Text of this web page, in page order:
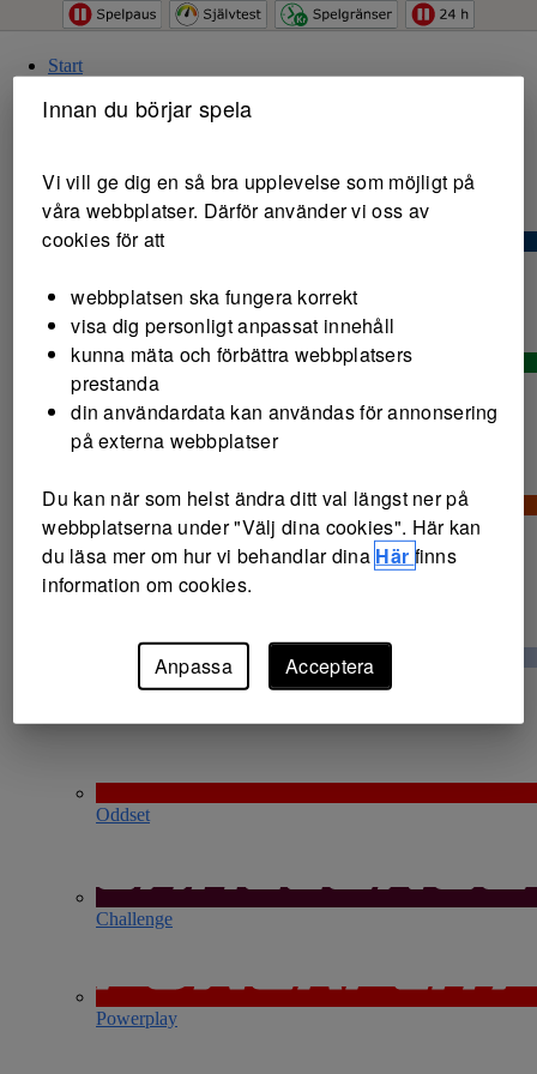
Hoppa till innehåll
Start
Spel
Europatipset
Topptipset
Måltipset
Oddset
Challenge
Powerplay
Innan du börjar spela
Vi vill ge dig en så bra upplevelse som möjligt på
våra webbplatser. Därför använder vi oss av
cookies för att
webbplatsen ska fungera korrekt
visa dig personligt anpassat innehåll
kunna mäta och förbättra webbplatsers
prestanda
din användardata kan användas för annonsering
på externa webbplatser
Du kan när som helst ändra ditt val längst ner på
webbplatserna under "Välj dina cookies". Här kan
du läsa mer om hur vi behandlar dina Här finns
information om cookies.
Anpassa Acceptera